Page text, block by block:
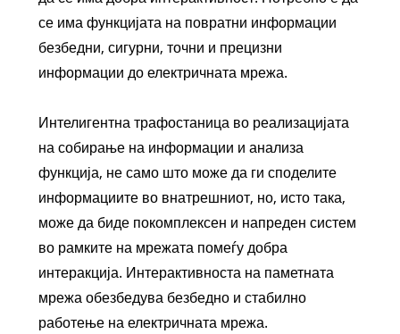
се има функцијата на повратни информации
безбедни, сигурни, точни и прецизни
информации до електричната мрежа.
Интелигентна трафостаница во реализацијата
на собирање на информации и анализа
функција, не само што може да ги споделите
информациите во внатрешниот, но, исто така,
може да биде покомплексен и напреден систем
во рамките на мрежата помеѓу добра
интеракција. Интерактивноста на паметната
мрежа обезбедува безбедно и стабилно
работење на електричната мрежа.